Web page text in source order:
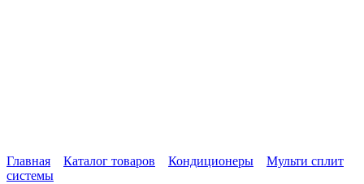
Главная Каталог товаров Кондиционеры
Мульти сплит
системы